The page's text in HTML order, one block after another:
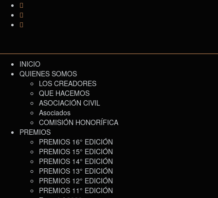
INICIO
QUIENES SOMOS
LOS CREADORES
QUE HACEMOS
ASOCIACIÓN CIVIL
Asociados
COMISIÓN HONORÍFICA
PREMIOS
PREMIOS 16° EDICIÓN
PREMIOS 15° EDICIÓN
PREMIOS 14° EDICIÓN
PREMIOS 13° EDICIÓN
PREMIOS 12° EDICIÓN
PREMIOS 11° EDICIÓN